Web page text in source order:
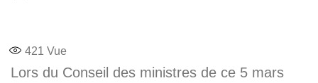
421 Vue
Lors du Conseil des ministres de ce 5 mars